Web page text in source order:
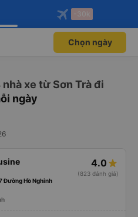
ngay!
viên độc
Mở app
vé máy bay qua
Mở app
-30k
Chọn ngày
xe từ Sơn Trà đi
ngày
4.0
(823 đánh giá)
Đường Hồ Nghinh